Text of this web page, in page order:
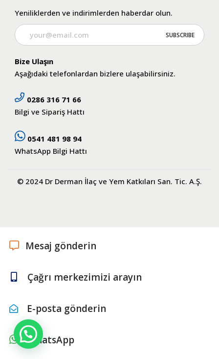
Yeniliklerden ve indirimlerden haberdar olun.
Bize Ulaşın
Aşağıdaki telefonlardan bizlere ulaşabilirsiniz.
0286 316 71 66
Bilgi ve Sipariş Hattı
0541 481 98 94
WhatsApp Bilgi Hattı
© 2024 Dr Derman İlaç ve Yem Katkıları San. Tic. A.Ş.
Mesaj gönderin
Çağrı merkezimizi arayın
E-posta gönderin
WhatsApp